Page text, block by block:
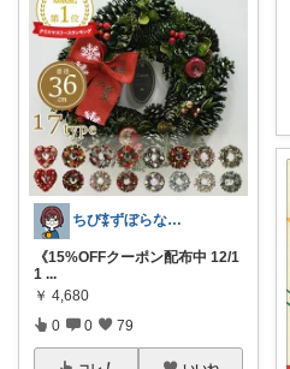
ちび⁑ずぼらなワーママ＊生活雑貨
《15%OFFクーポン配布中 12/1
1 ...
￥ 4,680
0 0 79